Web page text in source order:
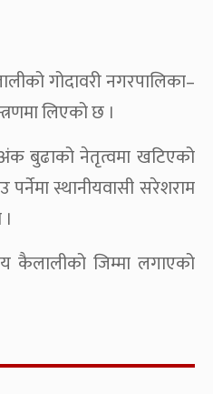
गोदावरी नगरपालिका–
लिएको छ ।
अंक बुढाको नेतृत्वमा खटिएको
स्थानीयवासी सरेशराम
कैलालीको जिम्मा लगाएको